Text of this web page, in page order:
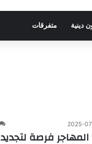
دينية متفرقات
2025-
فرصة لتجديد